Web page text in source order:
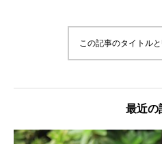
この記事のタイトル
最近の